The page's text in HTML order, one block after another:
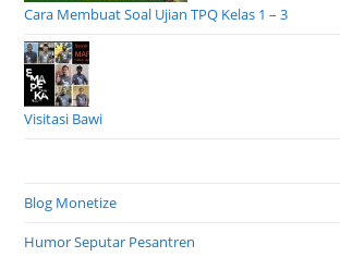
Cara Membuat Soal Ujian TPQ Kelas 1 – 3
Visitasi Bawi
Blog Monetize
Humor Seputar Pesantren